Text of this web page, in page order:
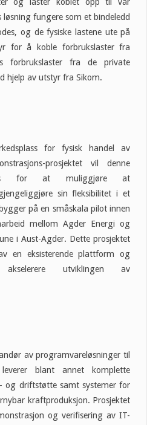
fungere som et bindeledd
og de fysiske lastene ute på
for å koble forbrukslaster fra
forbrukslaster fra de private
hjelp av utstyr fra Sikom.
for fysisk handel av
prosjektet vil denne
for at muliggjøre at
sin fleksibilitet i et
på en småskala pilot innen
mellom Agder Energi og
i Aust-Agder. Dette prosjektet
en eksisterende plattform og
akselerere utviklingen av
av programvareløsninger til
leverer blant annet komplette
og driftstøtte samt systemer for
kraftproduksjon. Prosjektet
og verifisering av IT-